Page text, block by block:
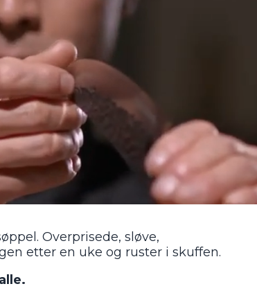
Overprisede, sløve,
etter en uke og ruster i skuffen.